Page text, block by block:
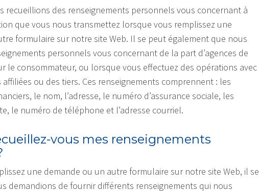
recueillions des renseignements personnels vous concernant à
que vous nous transmettez lorsque vous remplissez une
formulaire sur notre site Web. Il se peut également que nous
personnels vous concernant de la part d’agences de
le consommateur, ou lorsque vous effectuez des opérations avec
ou des tiers. Ces renseignements comprennent : les
le nom, l’adresse, le numéro d’assurance sociale, les
le numéro de téléphone et l’adresse courriel.
vous mes renseignements
une demande ou un autre formulaire sur notre site Web, il se
demandions de fournir différents renseignements qui nous